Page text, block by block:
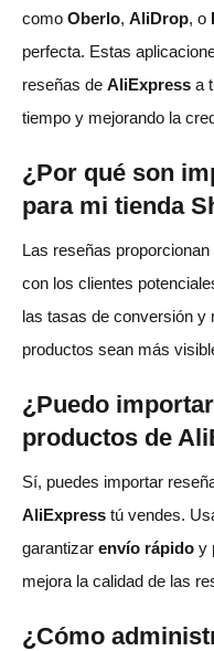
como Oberlo, AliDrop, o
perfecta. Estas
reseñas de AliExpress a
tiempo y mejorando la
¿Por qué son
para mi tienda
Las reseñas proporcionan
con los clientes
las tasas de conversión y
productos sean más
¿Puedo
productos de
Sí, puedes importar
AliExpress tú vendes.
garantizar envío rápido y
mejora la calidad de las
¿Cómo